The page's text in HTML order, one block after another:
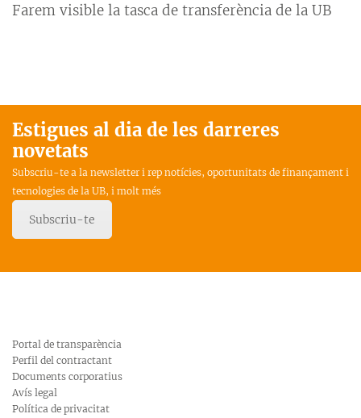
Farem visible la tasca de transferència de la UB
Estigues al dia de les darreres
novetats
Subscriu-te a la newsletter i rep notícies, oportunitats de finançament i
tecnologies de la UB, i molt més
Subscriu-te
Portal de transparència
Perfil del contractant
Documents corporatius
Avís legal
Política de privacitat